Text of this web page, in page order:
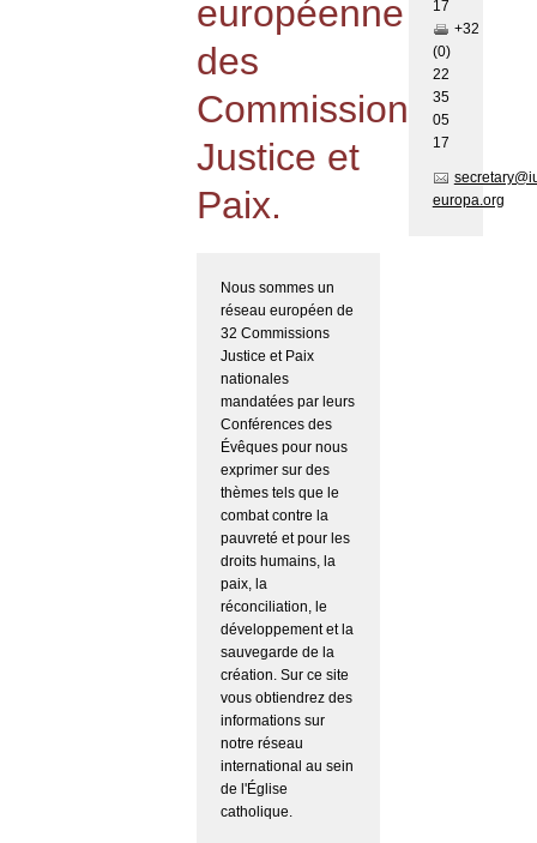
européenne
des
Commissions
Justice et
Paix.
Nous sommes un
réseau européen de
32 Commissions
Justice et Paix
nationales
mandatées par leurs
Conférences des
Évêques pour nous
exprimer sur des
thèmes tels que le
combat contre la
pauvreté et pour les
droits humains, la
paix, la
réconciliation, le
développement et la
sauvegarde de la
création. Sur ce site
vous obtiendrez des
informations sur
notre réseau
international au sein
de l'Église
catholique.
17
+32
(0)
22
35
05
17
europa.org